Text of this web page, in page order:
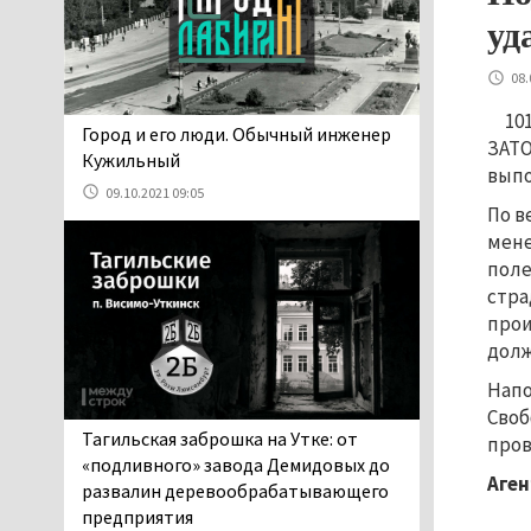
По
06.08.2026 13:02
В Нижнем Тагиле на три
дня запретят
электросамокаты
вошь». Родители 10-
пожаловались на кровососущих
паразитов, которые искусали их
ребёнка в детской больнице
Нижнего Тагила
05.08.2026 17:59
Директора уральского
предприятия по
производству дронов
«Упырь» подорвали в автомобиле
под Екатеринбургом
05.08.2026 17:05
​​​​​​​Город и его люди. Обычный инженер
Кужильный
09.10.2021 09:05
Тагильская заброшка на Утке: от
«подливного» завода Демидовых до
развалин деревообрабатывающего
предприятия